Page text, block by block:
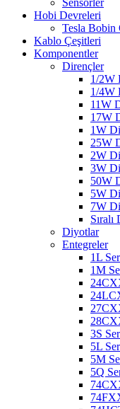
Sensörler
Hobi Devreleri
Tesla Bobin
Kablo Çeşitleri
Komponentler
Dirençler
1/2W
1/4W
11W
17W
1W
25W
2W
3W
50W
5W
7W
Diyotlar
Entegreler
1L
1M
3S
5L
5M
5Q